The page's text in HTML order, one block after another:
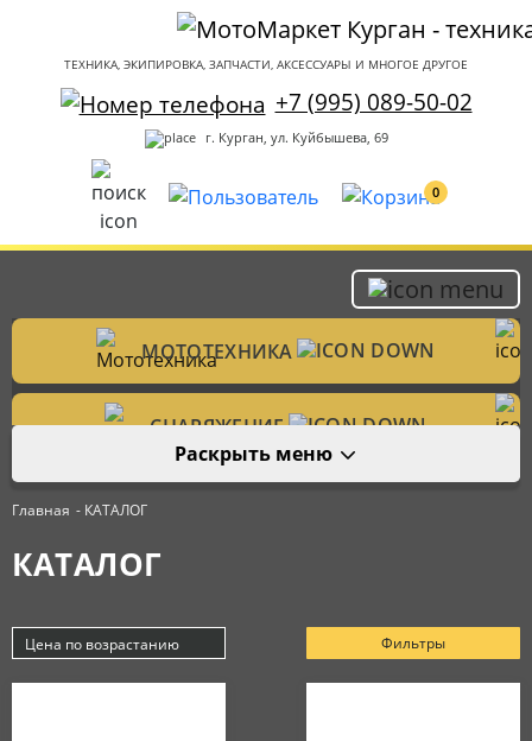
ТЕХНИКА, ЭКИПИРОВКА, ЗАПЧАСТИ, АКСЕССУАРЫ И МНОГОЕ ДРУГОЕ
+7 (995) 089-50-02
г. Курган, ул. Куйбышева, 69
0
МОТОТЕХНИКА
Мотоциклы
Велотехника
СНАРЯЖЕНИЕ
Мотошлемы
Очки
Защитная амуниция
Джерси
Аксессуары
Тормозная система
Моторные масла
Смазки
Раскрыть меню
Главная - КАТАЛОГ
Цена по возрастанию
Новинки
Популярные
КАТАЛОГ
Фильтры